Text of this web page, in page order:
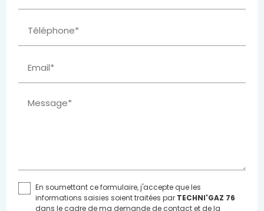
Téléphone*
Email*
Message*
En soumettant ce formulaire, j'accepte que les
informations saisies soient traitées par TECHNI'GAZ 76
dans le cadre de ma demande de contact et de la